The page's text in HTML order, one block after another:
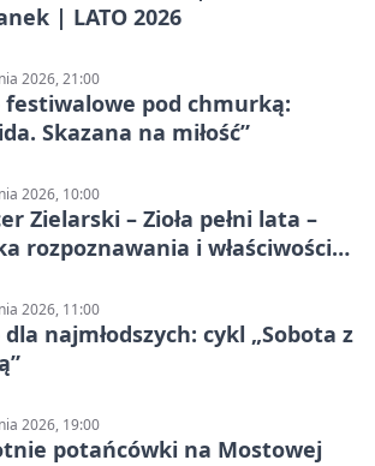
| LATO 2026
2026, 21:00
festiwalowe pod chmurką:
Skazana na miłość”
2026, 10:00
Zielarski – Zioła pełni lata –
rozpoznawania i właściwości
2026, 11:00
najmłodszych: cykl „Sobota z
2026, 19:00
potańcówki na Mostowej